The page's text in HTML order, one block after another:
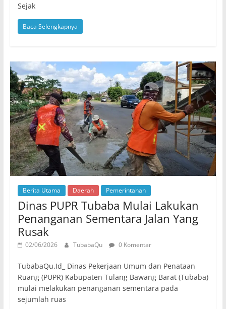
Sejak
Baca Selengkapnya
Berita Utama Daerah Pemerintahan
Dinas PUPR Tubaba Mulai Lakukan
Penanganan Sementara Jalan Yang
Rusak
02/06/2026 TubabaQu 0 Komentar
TubabaQu.Id_ Dinas Pekerjaan Umum dan Penataan
Ruang (PUPR) Kabupaten Tulang Bawang Barat (Tubaba)
mulai melakukan penanganan sementara pada
sejumlah ruas